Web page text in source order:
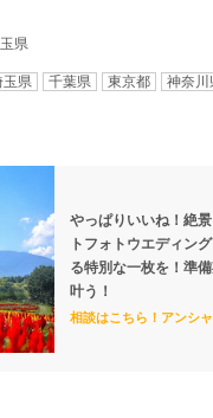
県
玉県 千葉県 東京都 神奈川
やっぱりいいね！絶
トフォトウエディン
る特別な一枚を！準
叶う！
相談はこちら！アンシ